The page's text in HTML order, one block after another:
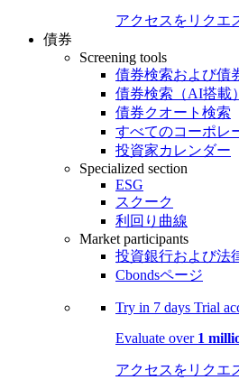
アクセスをリクエ
債券
Screening tools
債券検索および債
債券検索（AI搭載）
債券クオート検索
すべてのコーポレ
投資家カレンダー
Specialized section
ESG
スクーク
利回り曲線
Market participants
投資銀行および法
Cbondsページ
Try in 7 days Trial
Evaluate over 1
アクセスをリクエ